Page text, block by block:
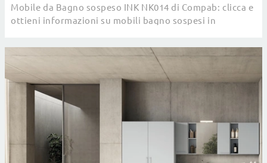
Mobile da Bagno sospeso INK NK014 di Compab: clicca e
ottieni informazioni su mobili bagno sospesi in